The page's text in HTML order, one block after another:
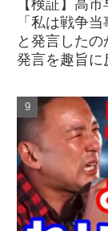
【検証】高
「私は戦争
と発言した
発言を趣旨に